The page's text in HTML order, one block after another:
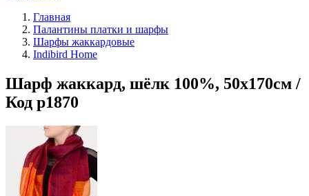
Главная
Палантины платки и шарфы
Шарфы жаккардовые
Indibird Home
Шарф жаккард, шёлк 100%, 50х170см /
Код p1870